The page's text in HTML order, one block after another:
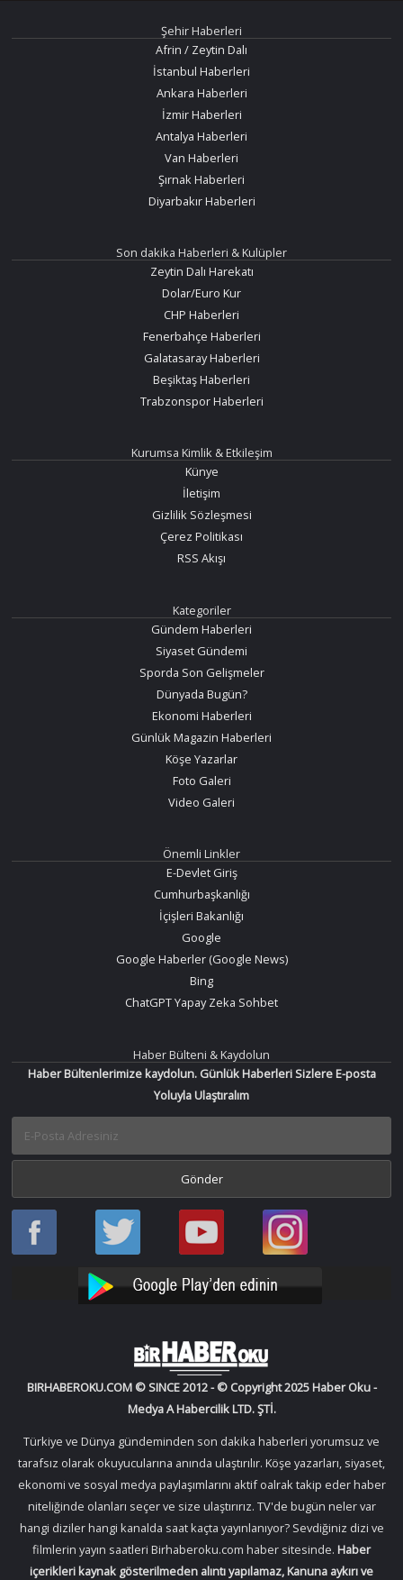
Şehir Haberleri
Afrin / Zeytin Dalı
İstanbul Haberleri
Ankara Haberleri
İzmir Haberleri
Antalya Haberleri
Van Haberleri
Şırnak Haberleri
Diyarbakır Haberleri
Son dakika Haberleri & Kulüpler
Zeytin Dalı Harekatı
Dolar/Euro Kur
CHP Haberleri
Fenerbahçe Haberleri
Galatasaray Haberleri
Beşiktaş Haberleri
Trabzonspor Haberleri
Kurumsa Kimlik & Etkileşim
Künye
İletişim
Gizlilik Sözleşmesi
Çerez Politikası
RSS Akışı
Kategoriler
Gündem Haberleri
Siyaset Gündemi
Sporda Son Gelişmeler
Dünyada Bugün?
Ekonomi Haberleri
Günlük Magazin Haberleri
Köşe Yazarlar
Foto Galeri
Video Galeri
Önemli Linkler
E-Devlet Giriş
Cumhurbaşkanlığı
İçişleri Bakanlığı
Google
Google Haberler (Google News)
Bing
ChatGPT Yapay Zeka Sohbet
Haber Bülteni & Kaydolun
Haber Bültenlerimize kaydolun. Günlük Haberleri Sizlere E-posta
Yoluyla Ulaştıralım
Haber
Oku
Haber
Oku
Bir
Haber
YouTube
Bir
Haber
Instagram
BIRHABEROKU.COM © SINCE 2012 - © Copyright 2025 Haber Oku -
Medya A Habercilik LTD. ŞTİ.
Türkiye ve Dünya gündeminden son dakika haberleri yorumsuz ve
tarafsız olarak okuyucularına anında ulaştırılır. Köşe yazarları, siyaset,
ekonomi ve sosyal medya paylaşımlarını aktif oalrak takip eder haber
niteliğinde olanları seçer ve size ulaştırırız. TV'de bugün neler var
hangi diziler hangi kanalda saat kaçta yayınlanıyor? Sevdiğiniz dizi ve
filmlerin yayın saatleri Birhaberoku.com haber sitesinde. Haber
içerikleri kaynak gösterilmeden alıntı yapılamaz, Kanuna aykırı ve